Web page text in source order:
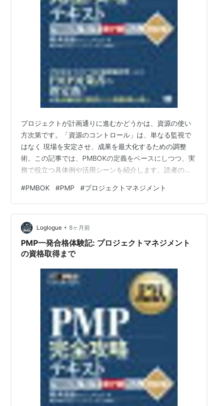
プロジェクトが計画通りに進むかどうかは、資源の使い
方次第です。「資源のコントロール」は、単なる監視で
はなく 現場を安定させ、成果を最大化するための調整
術。この記事では、PMBOKの定義をベースにしつつ、実
務で役立つ具体例や活用シーンを紹介します。読者の方
るように構成しました。またPMP学習者の方も知識の定
着に役立てて下さい。 資源のコントロールとは？
PMBOK第6版以降に登場したプロセス「Control
Resources」は、物的資源（設備・材料・ツールなど）
が計画通りに使われているかを監視・調整する活動で
す。人的資源は「チームマネジメント…
#PMBOK #PMP #プロジェクトマネジメント
Loglogue • 8ヶ月前
PMP一発合格体験記: プロジェクトマネジメント
の資格取得まで